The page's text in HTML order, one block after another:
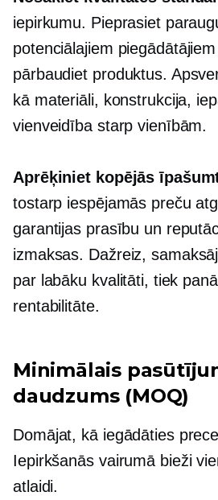
iepirkumu. Pieprasiet
potenciālajiem
pārbaudiet produktus.
kā materiāli, konstrukcija,
vienveidība starp vienībām.
Aprēķiniet kopējās
tostarp iespējamās preču
garantijas prasību un
izmaksas. Dažreiz,
par labāku kvalitāti, tiek
rentabilitāte.
Minimālais
daudzums (MOQ)
Domājat, kā iegādāties
Iepirkšanās vairumā bieži
atlaidi.